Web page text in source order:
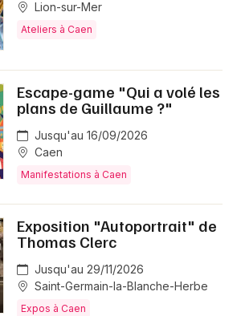
Lion-sur-Mer
Ateliers à Caen
Escape-game "Qui a volé les
plans de Guillaume ?"
Jusqu'au 16/09/2026
Caen
Manifestations à Caen
Exposition "Autoportrait" de
Thomas Clerc
Jusqu'au 29/11/2026
Saint-Germain-la-Blanche-Herbe
Expos à Caen